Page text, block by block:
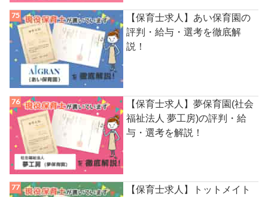
【保育士求人】あい保育園の
評判・給与・選考を徹底解
説！
【保育士求人】夢保育園(社会
福祉法人 夢工房)の評判・給
与・選考を解説！
【保育士求人】トットメイト